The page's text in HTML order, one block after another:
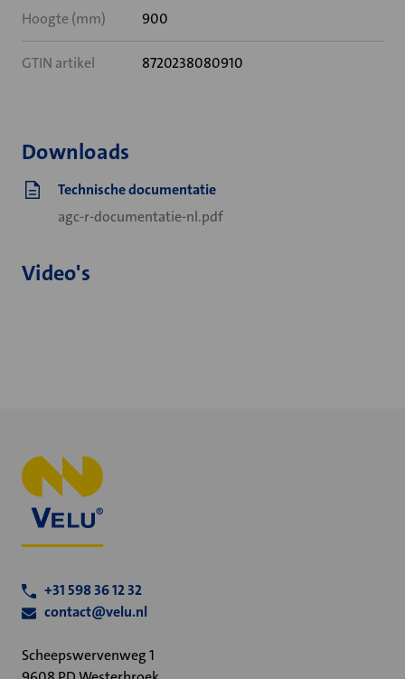
Hoogte (mm) 900
GTIN artikel 8720238080910
Downloads
Technische documentatie
agc-r-documentatie-nl.pdf
Video's
+31 598 36 12 32
contact@velu.nl
Scheepswervenweg 1